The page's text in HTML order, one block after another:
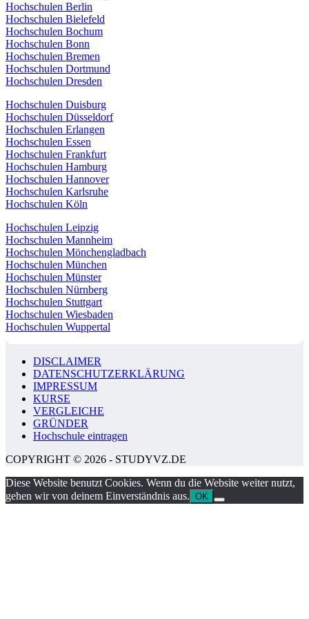
Hochschulen Berlin
Hochschulen Bielefeld
Hochschulen Bochum
Hochschulen Bonn
Hochschulen Bremen
Hochschulen Dortmund
Hochschulen Dresden
Hochschulen Duisburg
Hochschulen Düsseldorf
Hochschulen Erlangen
Hochschulen Essen
Hochschulen Frankfurt
Hochschulen Hamburg
Hochschulen Hannover
Hochschulen Karlsruhe
Hochschulen Köln
Hochschulen Leipzig
Hochschulen Mannheim
Hochschulen Mönchengladbach
Hochschulen München
Hochschulen Münster
Hochschulen Nürnberg
Hochschulen Stuttgart
Hochschulen Wiesbaden
Hochschulen Wuppertal
DISCLAIMER
DATENSCHUTZERKLÄRUNG
IMPRESSUM
KURSE
VERGLEICHE
GRÜNDER
Hochschule eintragen
COPYRIGHT © 2026 - STUDYVZ.DE
Diese Website benutzt Cookies. Wenn du die Website weiter nutzt,
gehen wir von deinem Einverständnis aus. OK